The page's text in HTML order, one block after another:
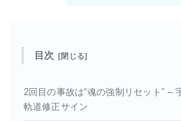
目次
2回目の事故は“魂の強制リセット” –
軌道修正サイン